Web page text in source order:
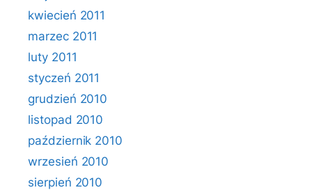
kwiecień 2011
marzec 2011
luty 2011
styczeń 2011
grudzień 2010
listopad 2010
październik 2010
wrzesień 2010
sierpień 2010